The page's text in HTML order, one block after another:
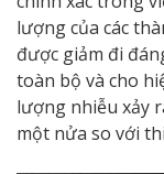
lượng của các
được giảm đi
toàn bộ và cho
lượng nhiễu xảy
một nửa so với